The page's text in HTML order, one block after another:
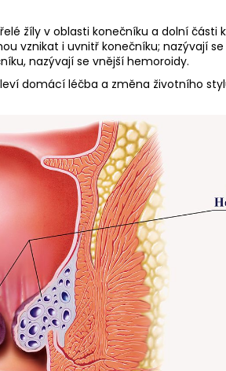
žíly v oblasti konečníku a dolní části
vznikat i uvnitř konečníku; nazývají
nazývají se vnější hemoroidy.
domácí léčba a změna životního